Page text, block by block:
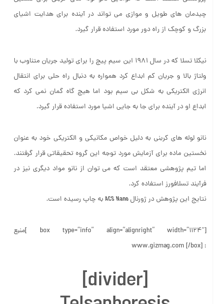
چیدمان های طویل و موازی می تواند در آینده برای هدایت اشیای
بزرگ و کوچک از راه دور مورد استفاده قرار گیرد.
ولتاژ بالا و جریان کم ابداع کرد همواره به دنبال راه حلی برای انتقال
انرژی الکتریکی به شکل بی سیم بود اما هیچ گاه گمان نمی کرد که
ابداع او در آینده برای جا به جایی اشیا مورد استفاده قرار گیرد.
نخستین ماده برای آزمایش مورد توجه این گروه تحقیقاتی قرار گرفتند.
اما تیم پژوهشی معتقد است که می توان از نانو مواد دیگری نیز در
فرآیند تسلافورز استفاده کرد.
نتایج این پژوهش در ژورنال
[divider]
Telsaphoresis